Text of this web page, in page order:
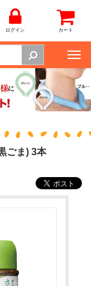
ログイン カート
ごま) 3本